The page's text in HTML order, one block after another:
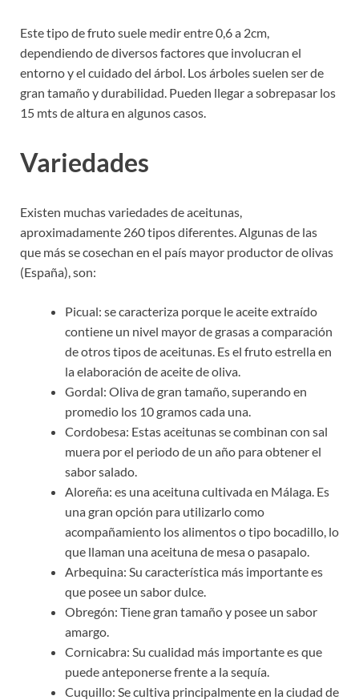
Este tipo de fruto suele medir entre 0,6 a 2cm,
dependiendo de diversos factores que involucran el
entorno y el cuidado del árbol. Los árboles suelen ser de
gran tamaño y durabilidad. Pueden llegar a sobrepasar los
15 mts de altura en algunos casos.
Variedades
Existen muchas variedades de aceitunas,
aproximadamente 260 tipos diferentes. Algunas de las
que más se cosechan en el país mayor productor de olivas
(España), son:
Picual: se caracteriza porque le aceite extraído
contiene un nivel mayor de grasas a comparación
de otros tipos de aceitunas. Es el fruto estrella en
la elaboración de aceite de oliva.
Gordal: Oliva de gran tamaño, superando en
promedio los 10 gramos cada una.
Cordobesa: Estas aceitunas se combinan con sal
muera por el periodo de un año para obtener el
sabor salado.
Aloreña: es una aceituna cultivada en Málaga. Es
una gran opción para utilizarlo como
acompañamiento los alimentos o tipo bocadillo, lo
que llaman una aceituna de mesa o pasapalo.
Arbequina: Su característica más importante es
que posee un sabor dulce.
Obregón: Tiene gran tamaño y posee un sabor
amargo.
Cornicabra: Su cualidad más importante es que
puede anteponerse frente a la sequía.
Cuquillo: Se cultiva principalmente en la ciudad de